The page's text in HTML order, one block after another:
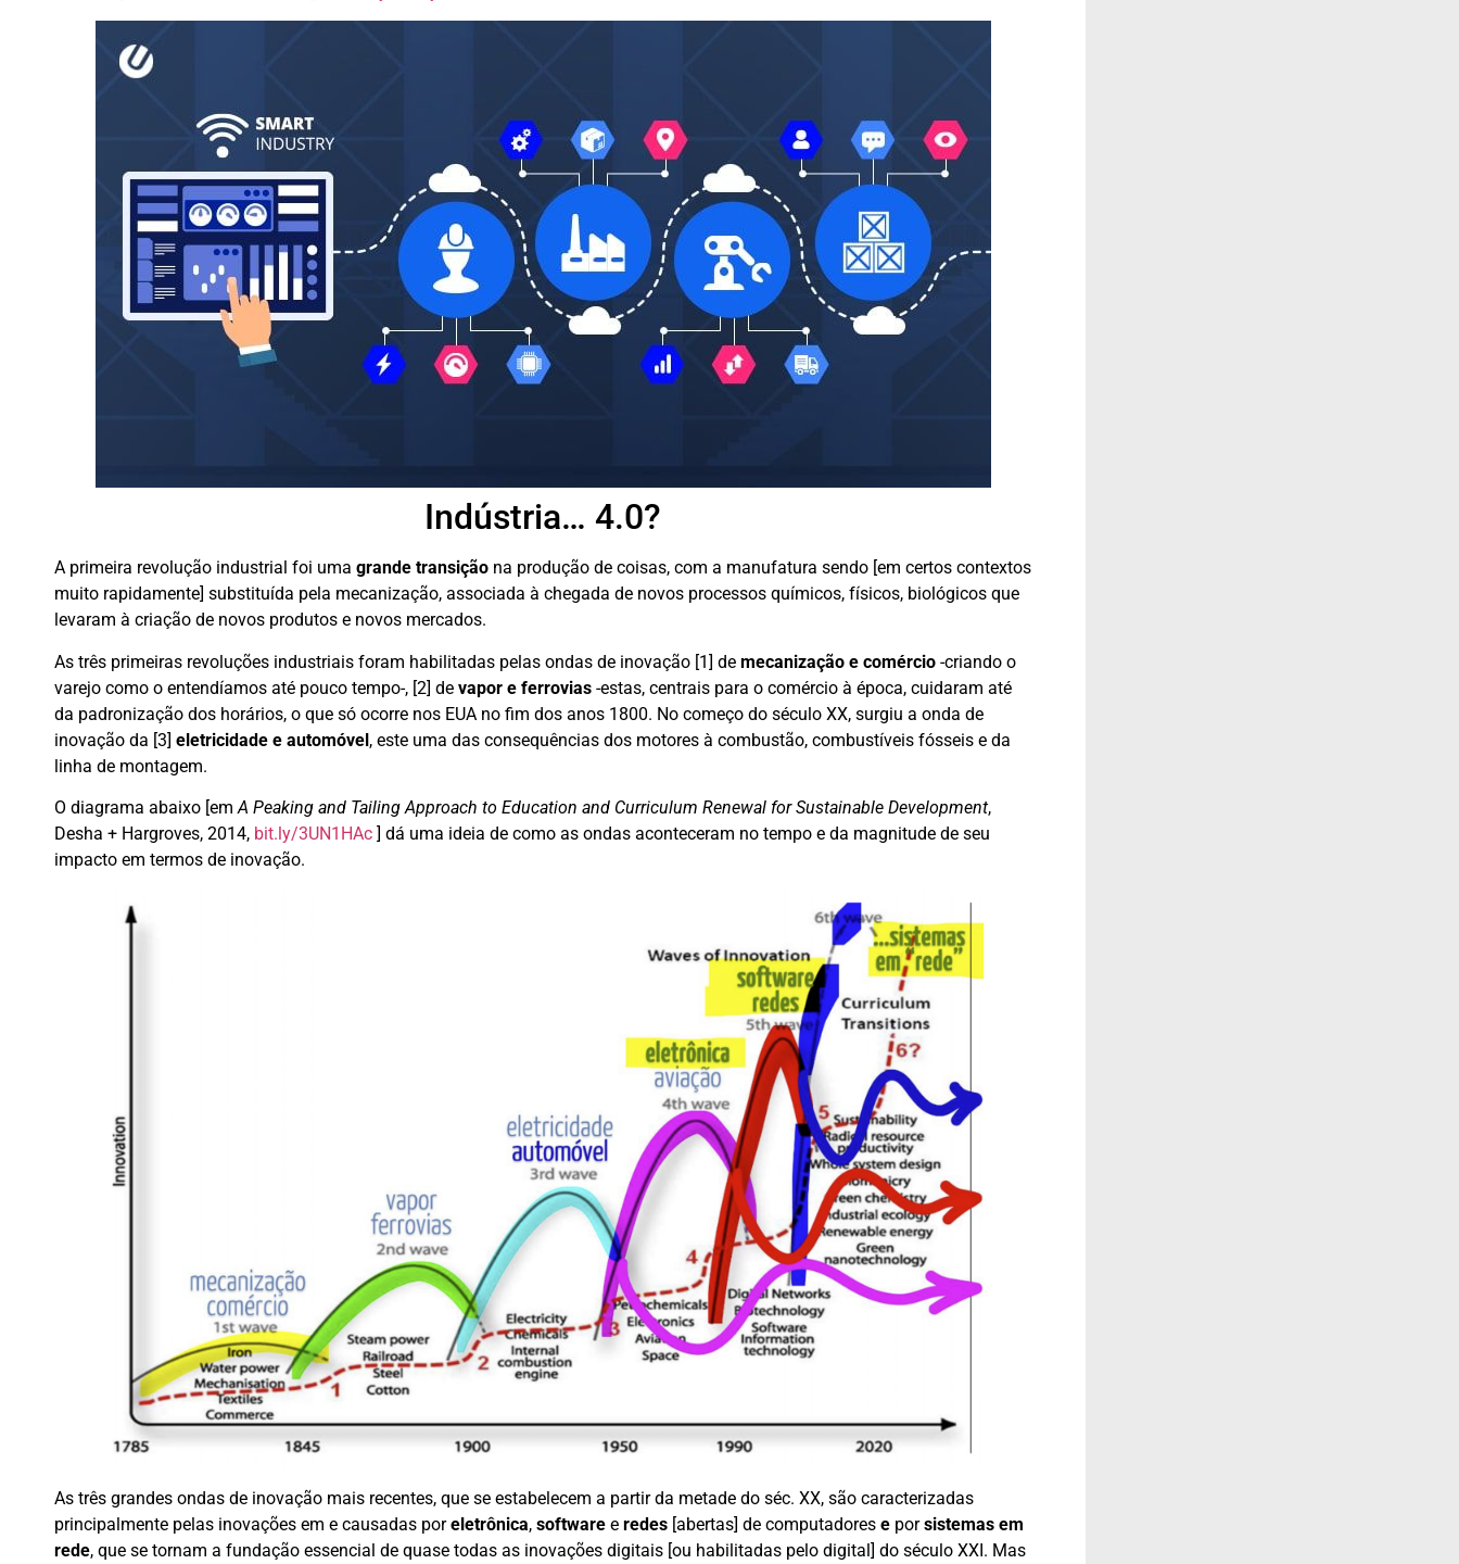
Indústria… 4.0?
A primeira revolução industrial foi uma grande transição na produção de coisas, com a manufatura sendo [em certos contextos
muito rapidamente] substituída pela mecanização, associada à chegada de novos processos químicos, físicos, biológicos que
levaram à criação de novos produtos e novos mercados.
As três primeiras revoluções industriais foram habilitadas pelas ondas de inovação [1] de mecanização e comércio -criando o
varejo como o entendíamos até pouco tempo-, [2] de vapor e ferrovias -estas, centrais para o comércio à época, cuidaram até
da padronização dos horários, o que só ocorre nos EUA no fim dos anos 1800. No começo do século XX, surgiu a onda de
inovação da [3] eletricidade e automóvel, este uma das consequências dos motores à combustão, combustíveis fósseis e da
linha de montagem.
O diagrama abaixo [emA Peaking and Tailing Approach to Education and Curriculum Renewal for Sustainable Development,
Desha + Hargroves, 2014, bit.ly/3UN1HAc ] dá uma ideia de como as ondas aconteceram no tempo e da magnitude de seu
impacto em termos de inovação.
As três grandes ondas de inovação mais recentes, que se estabelecem a partir da metade do séc. XX, são caracterizadas
principalmente pelas inovações em e causadas poreletrônica, software e redes [abertas] de computadores e porsistemas em
rede, que se tornam a fundação essencial de quase todas as inovações digitais [ou habilitadas pelo digital] do século XXI. Mas